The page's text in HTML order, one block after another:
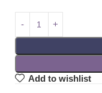
Add to wishlist